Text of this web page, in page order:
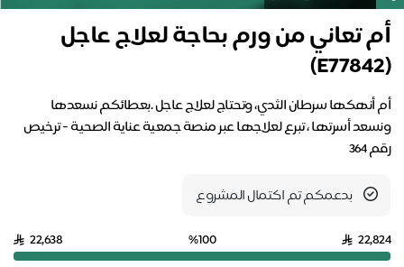
أم تعاني من ورم بحاجة لعلاج عاجل
(E77842)
أم أنهكها سرطان الثدي، وتحتاج لعلاج عاجل .بعطائكم نسعدها
ونسعد أسرتها ، تبرع لعلاجها عبر منصة جمعية عناية الصحية - ترخيص
رقم 364
بدعمكم تم اكتمال المشروع
22,824
%100
22,638